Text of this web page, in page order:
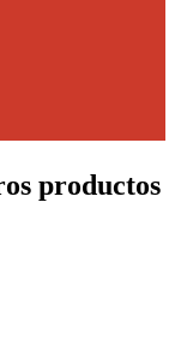
productos